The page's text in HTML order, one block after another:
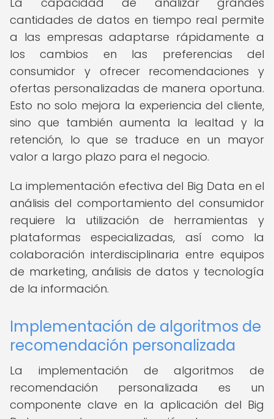
cantidades de datos en tiempo real permite
a las empresas adaptarse rápidamente a
los cambios en las preferencias del
consumidor y ofrecer recomendaciones y
ofertas personalizadas de manera oportuna.
Esto no solo mejora la experiencia del cliente,
sino que también aumenta la lealtad y la
retención, lo que se traduce en un mayor
valor a largo plazo para el negocio.
La implementación efectiva del Big Data en el
análisis del comportamiento del consumidor
requiere la utilización de herramientas y
plataformas especializadas, así como la
colaboración interdisciplinaria entre equipos
de marketing, análisis de datos y tecnología
de la información.
Implementación de algoritmos de
recomendación personalizada
La implementación de algoritmos de
recomendación personalizada es un
componente clave en la aplicación del Big